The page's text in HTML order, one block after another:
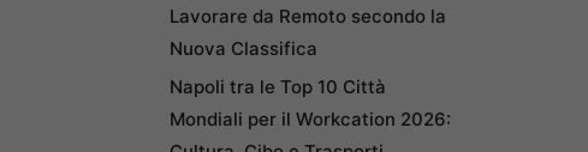
Lavorare da Remoto secondo la
Nuova Classifica
Napoli tra le Top 10 Città
Mondiali per il Workcation 2026: